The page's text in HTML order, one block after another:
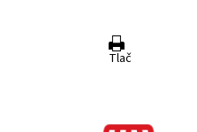
Tlač